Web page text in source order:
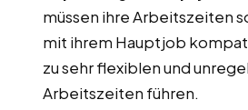
müssen ihre Arbeitszeiten
mit ihrem Hauptjob
zu sehr flexiblen und
Arbeitszeiten führen.